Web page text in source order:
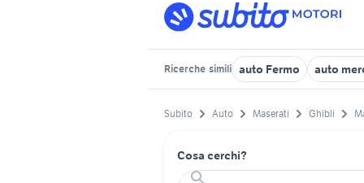
Ricerche simili auto Fermo auto
Subito Auto Maserati Ghibli
Cosa cerchi?